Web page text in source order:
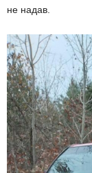
не надав.